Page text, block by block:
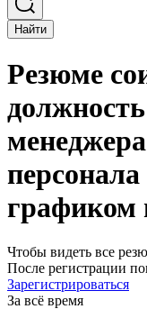
Найти
Резюме
графиком
Чтобы видеть все
После регистрации
Зарегистрироваться
За всё время